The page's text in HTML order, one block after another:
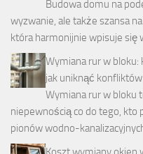
Budowa domu na
wyzwanie, ale także szansa
która harmonijnie wpisuje się
Wymiana rur w
jak uniknąć konfliktów
Wymiana rur w bloku
niepewnością co do tego,
pionów wodno-